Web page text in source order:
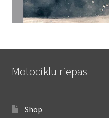
Motociklu riepas
Shop